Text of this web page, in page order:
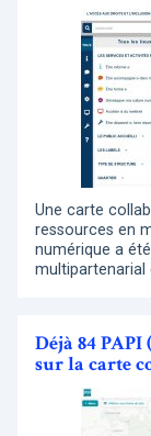
Une carte
ressources en
numérique a
multipartenarial
Déjà 84
sur la carte